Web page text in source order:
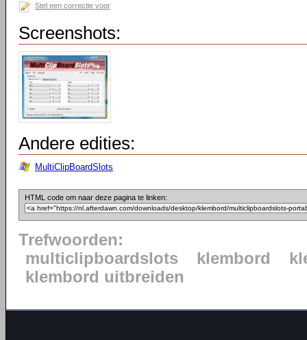
Stel een correctie voor
Screenshots:
Andere edities:
MultiClipBoardSlots
HTML code om naar deze pagina te linken:
Trefwoorden:
multiclipboardslots
klembord
klembord uitbreiden